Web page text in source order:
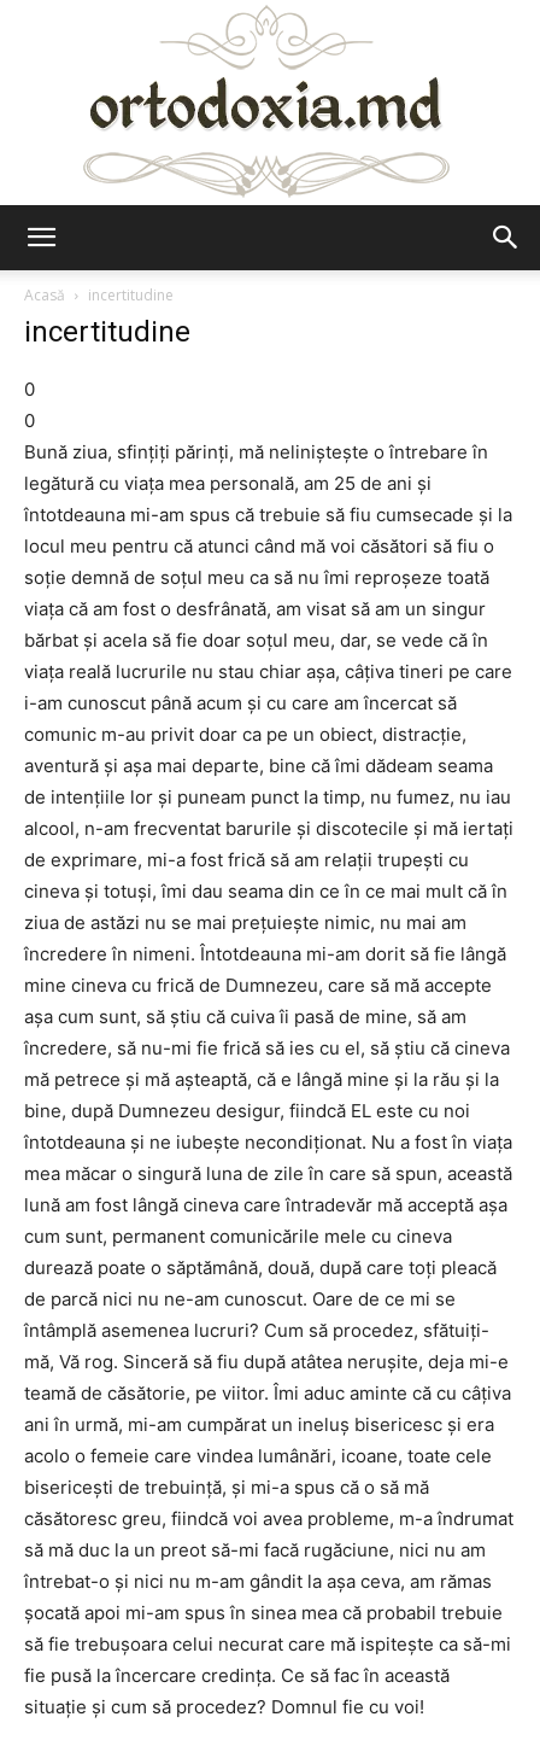
Acasă
incertitudine
incertitudine
0
0
Bună ziua, sfinţiţi părinţi, mă nelinişteşte o întrebare în
legătură cu viaţa mea personală, am 25 de ani şi
întotdeauna mi-am spus că trebuie să fiu cumsecade şi la
locul meu pentru că atunci când mă voi căsători să fiu o
soţie demnă de soţul meu ca să nu îmi reproşeze toată
viaţa că am fost o desfrânată, am visat să am un singur
bărbat şi acela să fie doar soţul meu, dar, se vede că în
viaţa reală lucrurile nu stau chiar aşa, câţiva tineri pe care
i-am cunoscut până acum şi cu care am încercat să
comunic m-au privit doar ca pe un obiect, distracţie,
aventură şi aşa mai departe, bine că îmi dădeam seama
de intenţiile lor şi puneam punct la timp, nu fumez, nu iau
alcool, n-am frecventat barurile şi discotecile şi mă iertaţi
de exprimare, mi-a fost frică să am relaţii trupeşti cu
cineva şi totuşi, îmi dau seama din ce în ce mai mult că în
ziua de astăzi nu se mai preţuieşte nimic, nu mai am
încredere în nimeni. Întotdeauna mi-am dorit să fie lângă
mine cineva cu frică de Dumnezeu, care să mă accepte
aşa cum sunt, să ştiu că cuiva îi pasă de mine, să am
încredere, să nu-mi fie frică să ies cu el, să ştiu că cineva
mă petrece şi mă aşteaptă, că e lângă mine şi la rău şi la
bine, după Dumnezeu desigur, fiindcă EL este cu noi
întotdeauna şi ne iubeşte necondiţionat. Nu a fost în viaţa
mea măcar o singură luna de zile în care să spun, această
lună am fost lângă cineva care întradevăr mă acceptă aşa
cum sunt, permanent comunicările mele cu cineva
durează poate o săptămână, două, după care toţi pleacă
de parcă nici nu ne-am cunoscut. Oare de ce mi se
întâmplă asemenea lucruri? Cum să procedez, sfătuiţi-
mă, Vă rog. Sinceră să fiu după atâtea neruşite, deja mi-e
teamă de căsătorie, pe viitor. Îmi aduc aminte că cu câţiva
ani în urmă, mi-am cumpărat un ineluş bisericesc şi era
acolo o femeie care vindea lumânări, icoane, toate cele
bisericeşti de trebuinţă, şi mi-a spus că o să mă
căsătoresc greu, fiindcă voi avea probleme, m-a îndrumat
să mă duc la un preot să-mi facă rugăciune, nici nu am
întrebat-o şi nici nu m-am gândit la aşa ceva, am rămas
şocată apoi mi-am spus în sinea mea că probabil trebuie
să fie trebuşoara celui necurat care mă ispiteşte ca să-mi
fie pusă la încercare credinţa. Ce să fac în această
situaţie şi cum să procedez? Domnul fie cu voi!